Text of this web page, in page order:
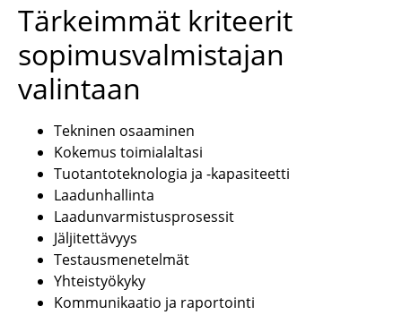
Tärkeimmät kriteerit
sopimusvalmistajan
valintaan
Tekninen osaaminen
Kokemus toimialaltasi
Tuotantoteknologia ja -kapasiteetti
Laadunhallinta
Laadunvarmistusprosessit
Jäljitettävyys
Testausmenetelmät
Yhteistyökyky
Kommunikaatio ja raportointi